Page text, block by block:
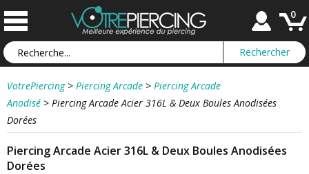
0
VotrePiercing > Piercing Arcade > Piercing Arcade
Anodisé > Piercing Arcade Acier 316L & Deux Boules Anodisées
Dorées
Piercing Arcade Acier 316L & Deux Boules Anodisées
Dorées